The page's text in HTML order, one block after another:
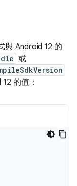
與 Android 12 的
或
的值：